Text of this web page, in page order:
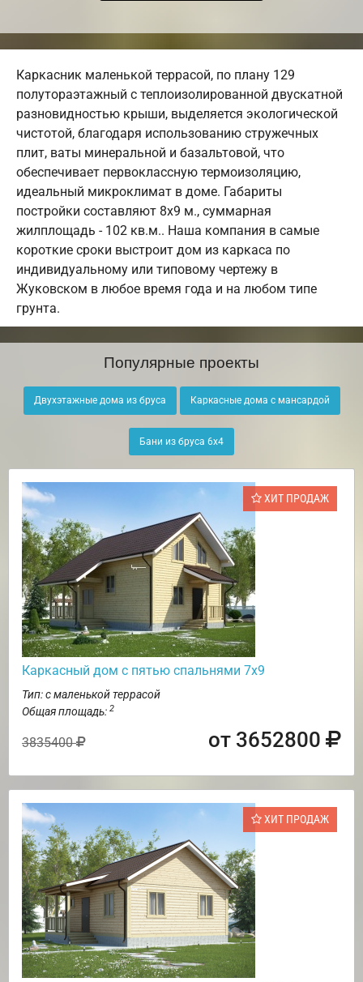
Каркасник маленькой террасой, по плану 129
полутораэтажный с теплоизолированной двускатной
разновидностью крыши, выделяется экологической
чистотой, благодаря использованию стружечных
плит, ваты минеральной и базальтовой, что
обеспечивает первоклассную термоизоляцию,
идеальный микроклимат в доме. Габариты
постройки составляют 8х9 м., суммарная
жилплощадь - 102 кв.м.. Наша компания в самые
короткие сроки выстроит дом из каркаса по
индивидуальному или типовому чертежу в
Жуковском в любое время года и на любом типе
грунта.
Популярные проекты
Двухэтажные дома из бруса Каркасные дома с мансардой
Бани из бруса 6х4
ХИТ ПРОДАЖ
Каркасный дом с пятью спальнями 7х9
Тип: с маленькой террасой
Общая площадь: 2
3835400 от 3652800
ХИТ ПРОДАЖ